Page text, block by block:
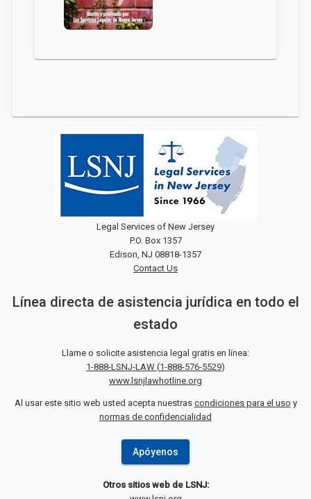
Legal Services of New Jersey
P.O. Box 1357
Edison, NJ 08818-1357
Contact Us
Línea directa de asistencia jurídica en todo el
estado
Llame o solicite asistencia legal gratis en línea:
1-888-LSNJ-LAW (1-888-576-5529)
www.lsnjlawhotline.org
Al usar este sitio web usted acepta nuestras condiciones para el uso y
normas de confidencialidad
Apóyenos
Otros sitios web de LSNJ: